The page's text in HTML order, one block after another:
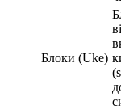
Блоки (Uke)